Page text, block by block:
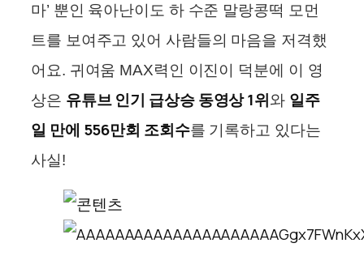
마’ 뿐인 육아난이도 하 수준 말랑콩떡 모먼
트를 보여주고 있어 사람들의 마음을 저격했
어요. 귀여움 MAX력인 이진이 덕분에 이 영
상은 유튜브 인기 급상승 동영상 1위와 일주
일 만에 556만회 조회수를 기록하고 있다는
사실!